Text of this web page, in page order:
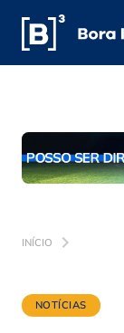
INÍCIO
NOTÍCIAS